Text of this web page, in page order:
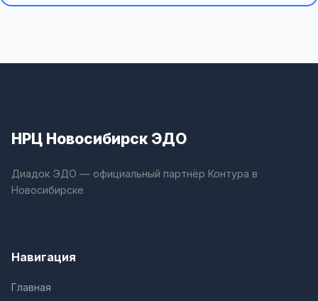
НРЦ Новосибирск ЭДО
Диадок ЭДО — официальный партнёр Контура в
Новосибирске
Навигация
Главная